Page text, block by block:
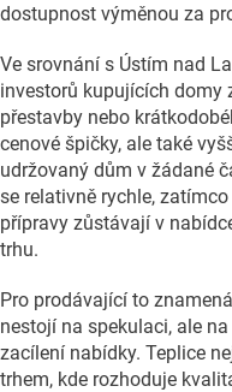
dostupnost výměnou za
Ve srovnání s Ústím nad
investorů kupujících domy
přestavby nebo
cenové špičky, ale také
udržovaný dům v žádané
se relativně rychle,
přípravy zůstávají v
trhu.
Pro prodávající to
nestojí na spekulaci, ale
zacílení nabídky. Teplice
trhem, kde rozhoduje